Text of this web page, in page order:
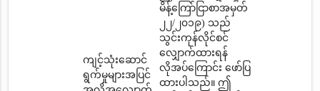
ကျင့်သုံးဆောင်
ရွက်မှုများအပြင်
မိန့်ကြော်ငြာစာအမှတ်
၂၂/၂၀၁၉) သည်
သွင်းကုန်လိုင်စင်
လျှောက်ထားရန်
လိုအပ်ကြောင်း ဖော်ပြ
ထားပါသည်။ ဤ